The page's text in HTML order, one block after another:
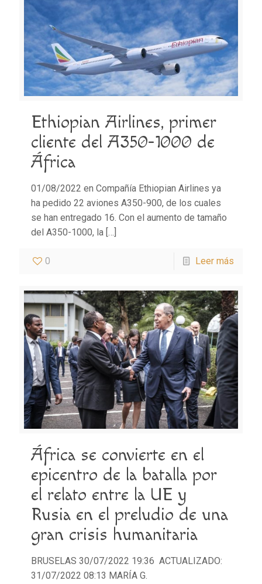
Ethiopian Airlines, primer
cliente del A350-1000 de
África
01/08/2022 en Compañía Ethiopian Airlines ya
ha pedido 22 aviones A350-900, de los cuales
se han entregado 16. Con el aumento de tamaño
del A350-1000, la […]
0 Leer más
África se convierte en el
epicentro de la batalla por
el relato entre la UE y
Rusia en el preludio de una
gran crisis humanitaria
BRUSELAS 30/07/2022 19:36 ACTUALIZADO:
31/07/2022 08:13 MARÍA G.